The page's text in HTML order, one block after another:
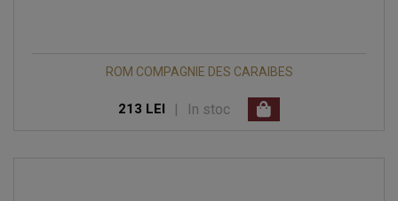
ROM COMPAGNIE DES CARAIBES
213 LEI | In stoc